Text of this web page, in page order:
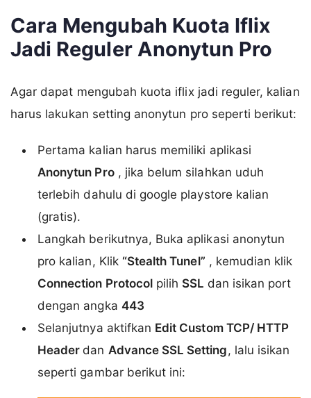
Cara Mengubah Kuota Iflix
Jadi Reguler Anonytun Pro
Agar dapat mengubah kuota iflix jadi reguler, kalian
harus lakukan setting anonytun pro seperti berikut:
Pertama kalian harus memiliki aplikasi
Anonytun Pro, jika belum silahkan uduh
terlebih dahulu di google playstore kalian
(gratis).
Langkah berikutnya, Buka aplikasi anonytun
pro kalian, Klik “Stealth Tunel” , kemudian klik
Connection Protocolpilih SSL dan isikan port
dengan angka 443
Selanjutnya aktifkan Edit Custom TCP/ HTTP
Header dan Advance SSL Setting, lalu isikan
seperti gambar berikut ini: